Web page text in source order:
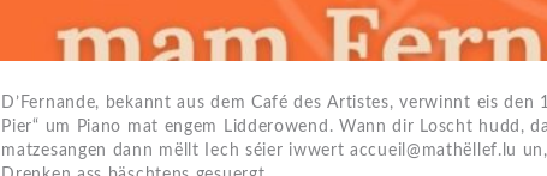
D’Fernande, bekannt aus dem Café des Artistes, verwinnt eis den
Pier“ um Piano mat engem Lidderowend. Wann dir Loscht hudd,
matzesangen dann mëllt Iech séier iwwert accueil@mathëllef.lu